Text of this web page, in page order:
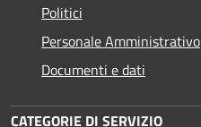
Politici
Personale Amministrativo
Documenti e dati
CATEGORIE DI SERVIZIO